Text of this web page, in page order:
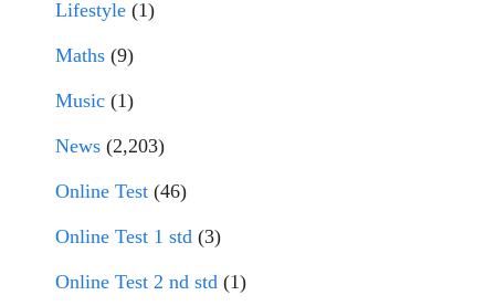
Lifestyle (1)
Maths (9)
Music (1)
News (2,203)
Online Test (46)
Online Test 1 std (3)
Online Test 2 nd std (1)